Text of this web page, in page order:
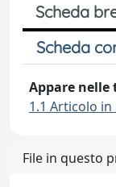
Scheda
Scheda
Appare nelle
1.1 Articolo in
File in questo